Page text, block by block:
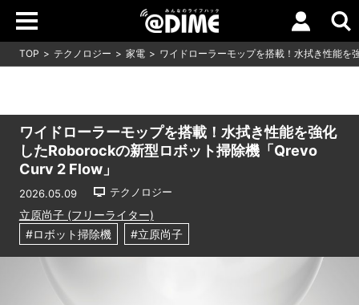
TOP テクノロジー 家電 ワイドローラーモップを搭載！水拭き性能
ワイドローラーモップを搭載！水拭き性能を強化
したRoborockの新型ロボット掃除機「Qrevo
Curv 2 Flow」
2026.05.09 テクノロジー
立原尚子 (フリーライター)
#ロボット掃除機
#立原尚子